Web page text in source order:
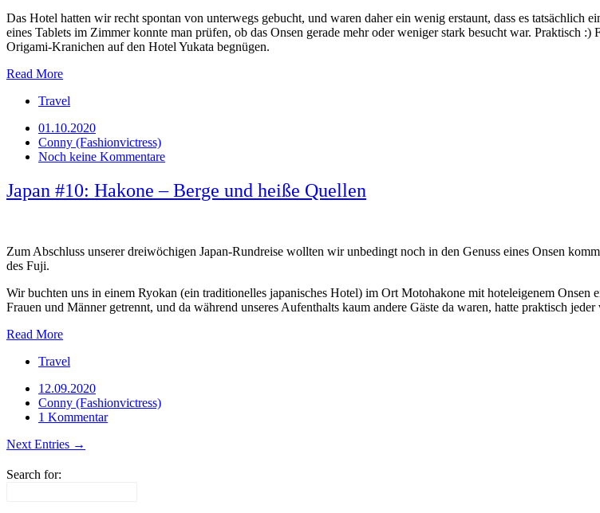
Das Hotel hatten wir recht spontan von unterwegs gebucht, und waren daher ein wenig erstaunt, dass es tatsächlich
eines Tablets im Zimmer konnte man prüfen, ob das Onsen gerade mehr oder weniger stark besucht war. Praktisch
Origami-Kranichen auf den Hotel Yukata begnügen.
Read More
Travel
01.10.2020
Conny (Fashionvictress)
Noch keine Kommentare
Japan #10: Hakone – Berge und heiße Quellen
Zum Abschluss unserer dreiwöchigen Japan-Rundreise wollten wir unbedingt noch in den Genuss eines Onsen
des Fuji.
Wir buchten uns in einem Ryokan (ein traditionelles japanisches Hotel) im Ort Motohakone mit hoteleigenem
Frauen und Männer getrennt, und da während unseres Aufenthalts kaum andere Gäste da waren, hatte praktisch
Read More
Travel
12.09.2020
Conny (Fashionvictress)
1 Kommentar
Next Entries →
Search for: